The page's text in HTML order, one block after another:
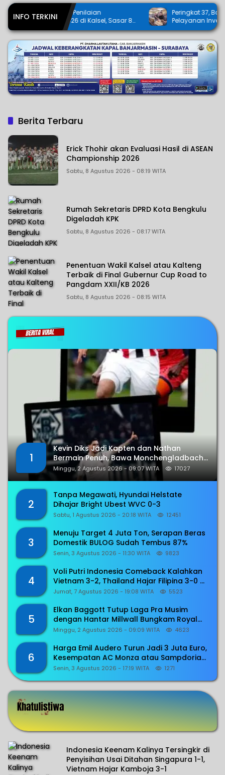
INFO TERKINI
Sasar 85
Peringkat 37, Bang Dhin Desak Evaluasi
Pelayanan Investasi Kalsel
Berita Terbaru
Erick Thohir akan Evaluasi Hasil di ASEAN
Championship 2026
Sabtu, 8 Agustus 2026 - 08:19 WITA
Rumah Sekretaris DPRD Kota Bengkulu
Digeladah KPK
Sabtu, 8 Agustus 2026 - 08:17 WITA
Penentuan Wakil Kalsel atau Kalteng
Terbaik di Final Gubernur Cup Road to
Pangdam XXII/KB 2026
Sabtu, 8 Agustus 2026 - 08:15 WITA
Kalimantan
1
Kevin Diks Jadi Kapten dan Nathan
Bermain Penuh, Bawa Monchengladbach
dan Willem II Petik Kemenangan
Minggu, 2 Agustus 2026 - 09:07 WITA 17027
2
Tanpa Megawati, Hyundai Helstate
Dihajar Bright Ubest WVC 0-3
Sabtu, 1 Agustus 2026 - 20:18 WITA 12451
3
Menuju Target 4 Juta Ton, Serapan Beras
Domestik BULOG Sudah Tembus 87%
Senin, 3 Agustus 2026 - 11:30 WITA 9823
4
Voli Putri Indonesia Comeback Kalahkan
Vietnam 3-2, Thailand Hajar Filipina 3-0 di
SEA V Cup 2026
Jumat, 7 Agustus 2026 - 19:08 WITA 5523
5
Elkan Baggott Tutup Laga Pra Musim
dengan Hantar Millwall Bungkam Royal
Antwerp 1-0
Minggu, 2 Agustus 2026 - 09:09 WITA 4623
6
Harga Emil Audero Turun Jadi 3 Juta Euro,
Kesempatan AC Monza atau Sampdoria
Menggaetnya
Senin, 3 Agustus 2026 - 17:19 WITA 1271
Indonesia Keenam Kalinya Tersingkir di
Penyisihan Usai Ditahan Singapura 1-1,
Vietnam Hajar Kamboja 3-1